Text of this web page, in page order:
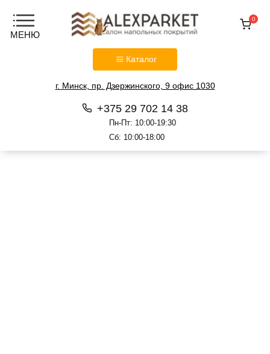
Каталог
г. Минск, пр. Дзержинского, 9 офис 1030
+375 29 702 14 38
Пн-Пт: 10:00-19:30
Сб: 10:00-18:00
0